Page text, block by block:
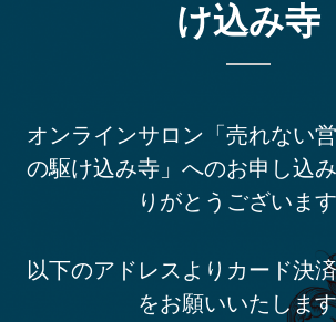
け込み寺
オンラインサロン「売れない
の駆け込み寺」へのお申し込
りがとうございます
以下のアドレスよりカード決
をお願いいたしま